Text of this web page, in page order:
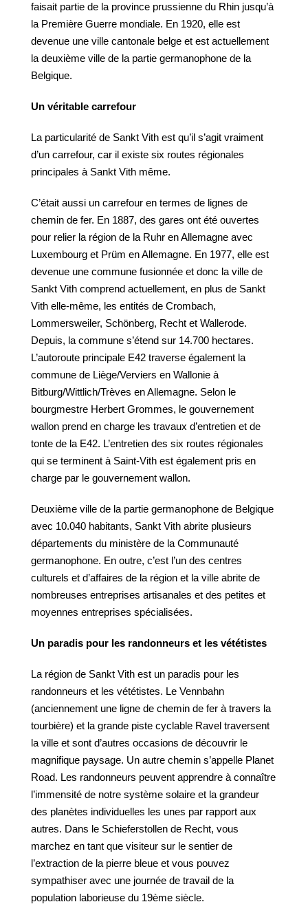
faisait partie de la province prussienne du Rhin jusqu’à
la Première Guerre mondiale. En 1920, elle est
devenue une ville cantonale belge et est actuellement
la deuxième ville de la partie germanophone de la
Belgique.
Un véritable carrefour
La particularité de Sankt Vith est qu’il s’agit vraiment
d’un carrefour, car il existe six routes régionales
principales à Sankt Vith même.
C’était aussi un carrefour en termes de lignes de
chemin de fer. En 1887, des gares ont été ouvertes
pour relier la région de la Ruhr en Allemagne avec
Luxembourg et Prüm en Allemagne. En 1977, elle est
devenue une commune fusionnée et donc la ville de
Sankt Vith comprend actuellement, en plus de Sankt
Vith elle-même, les entités de Crombach,
Lommersweiler, Schönberg, Recht et Wallerode.
Depuis, la commune s’étend sur 14.700 hectares.
L’autoroute principale E42 traverse également la
commune de Liège/Verviers en Wallonie à
Bitburg/Wittlich/Trèves en Allemagne. Selon le
bourgmestre Herbert Grommes, le gouvernement
wallon prend en charge les travaux d’entretien et de
tonte de la E42. L’entretien des six routes régionales
qui se terminent à Saint-Vith est également pris en
charge par le gouvernement wallon.
Deuxième ville de la partie germanophone de Belgique
avec 10.040 habitants, Sankt Vith abrite plusieurs
départements du ministère de la Communauté
germanophone. En outre, c’est l’un des centres
culturels et d’affaires de la région et la ville abrite de
nombreuses entreprises artisanales et des petites et
moyennes entreprises spécialisées.
Un paradis pour les randonneurs et les vététistes
La région de Sankt Vith est un paradis pour les
randonneurs et les vététistes. Le Vennbahn
(anciennement une ligne de chemin de fer à travers la
tourbière) et la grande piste cyclable Ravel traversent
la ville et sont d’autres occasions de découvrir le
magnifique paysage. Un autre chemin s’appelle Planet
Road. Les randonneurs peuvent apprendre à connaître
l’immensité de notre système solaire et la grandeur
des planètes individuelles les unes par rapport aux
autres. Dans le Schieferstollen de Recht, vous
marchez en tant que visiteur sur le sentier de
l’extraction de la pierre bleue et vous pouvez
sympathiser avec une journée de travail de la
population laborieuse du 19ème siècle.